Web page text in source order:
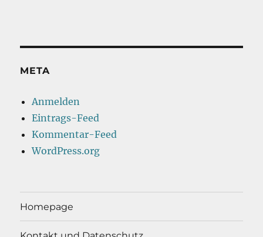
META
Anmelden
Eintrags-Feed
Kommentar-Feed
WordPress.org
Homepage